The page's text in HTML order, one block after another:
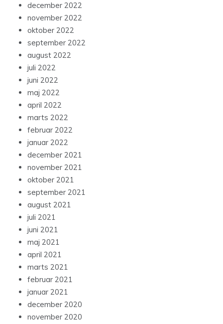
december 2022
november 2022
oktober 2022
september 2022
august 2022
juli 2022
juni 2022
maj 2022
april 2022
marts 2022
februar 2022
januar 2022
december 2021
november 2021
oktober 2021
september 2021
august 2021
juli 2021
juni 2021
maj 2021
april 2021
marts 2021
februar 2021
januar 2021
december 2020
november 2020